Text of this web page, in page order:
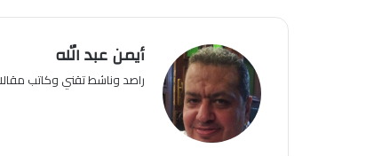
أيمن عبد الله
راصد وناشط تقني وكاتب